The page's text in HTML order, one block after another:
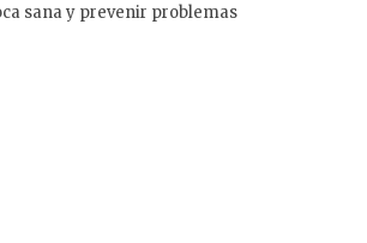
sana y prevenir problemas